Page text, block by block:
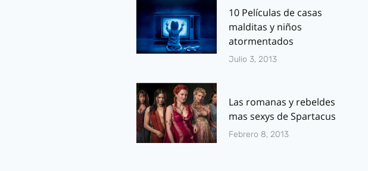
10 Películas de casas
malditas y niños
atormentados
Julio 3, 2013
Las romanas y rebeldes
mas sexys de Spartacus
Febrero 8, 2013